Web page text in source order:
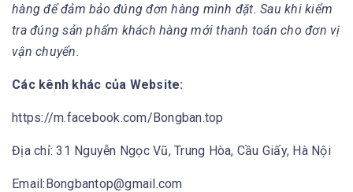
hàng để đảm bảo đúng đơn hàng mình đặt. Sau khi kiểm
tra đúng sản phẩm khách hàng mới thanh toán cho đơn vị
vận chuyển.
Các kênh khác của Website:
https://m.facebook.com/Bongban.top
Địa chỉ: 31 Nguyễn Ngọc Vũ, Trung Hòa, Cầu Giấy, Hà Nội
Email:Bongbantop@gmail.com